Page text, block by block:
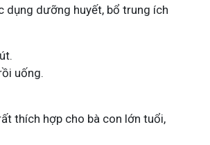
dụng dưỡng huyết, bổ trung ích
uống.
thích hợp cho bà con lớn tuổi,